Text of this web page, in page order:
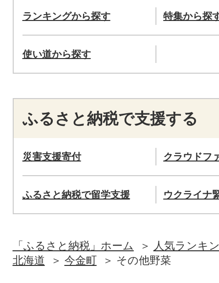
ランキングから探す 特集から探
使い道から探す
ふるさと納税で支援する
災害支援寄付 クラウドフ
ふるさと納税で留学支援 ウクライナ
「ふるさと納税」ホーム
人気ランキ
北海道
今金町 その他野菜